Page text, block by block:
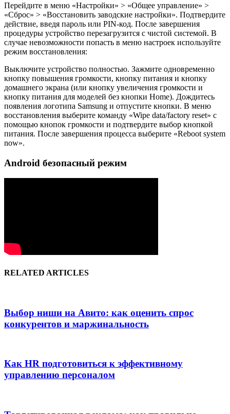
Перейдите в меню «Настройки» > «Общее управление» >
«Сброс» > «Восстановить заводские настройки». Подтвердите
действие, введя пароль или PIN-код. После завершения
процедуры устройство перезагрузится с чистой системой. В
случае невозможности попасть в меню настроек используйте
режим восстановления:
Выключите устройство полностью. Зажмите одновременно
кнопку повышения громкости, кнопку питания и кнопку
домашнего экрана (или кнопку увеличения громкости и
кнопку питания для моделей без кнопки Home). Дождитесь
появления логотипа Samsung и отпустите кнопки. В меню
восстановления выберите команду «Wipe data/factory reset» с
помощью кнопок громкости и подтвердите выбор кнопкой
питания. После завершения процесса выберите «Reboot system
now».
Android безопасный режим
RELATED ARTICLES
Выбор ниши на Авито: как оценить спрос
конкурентов и маржинальность
Как HR подготовиться к эффективному
управлению персоналом